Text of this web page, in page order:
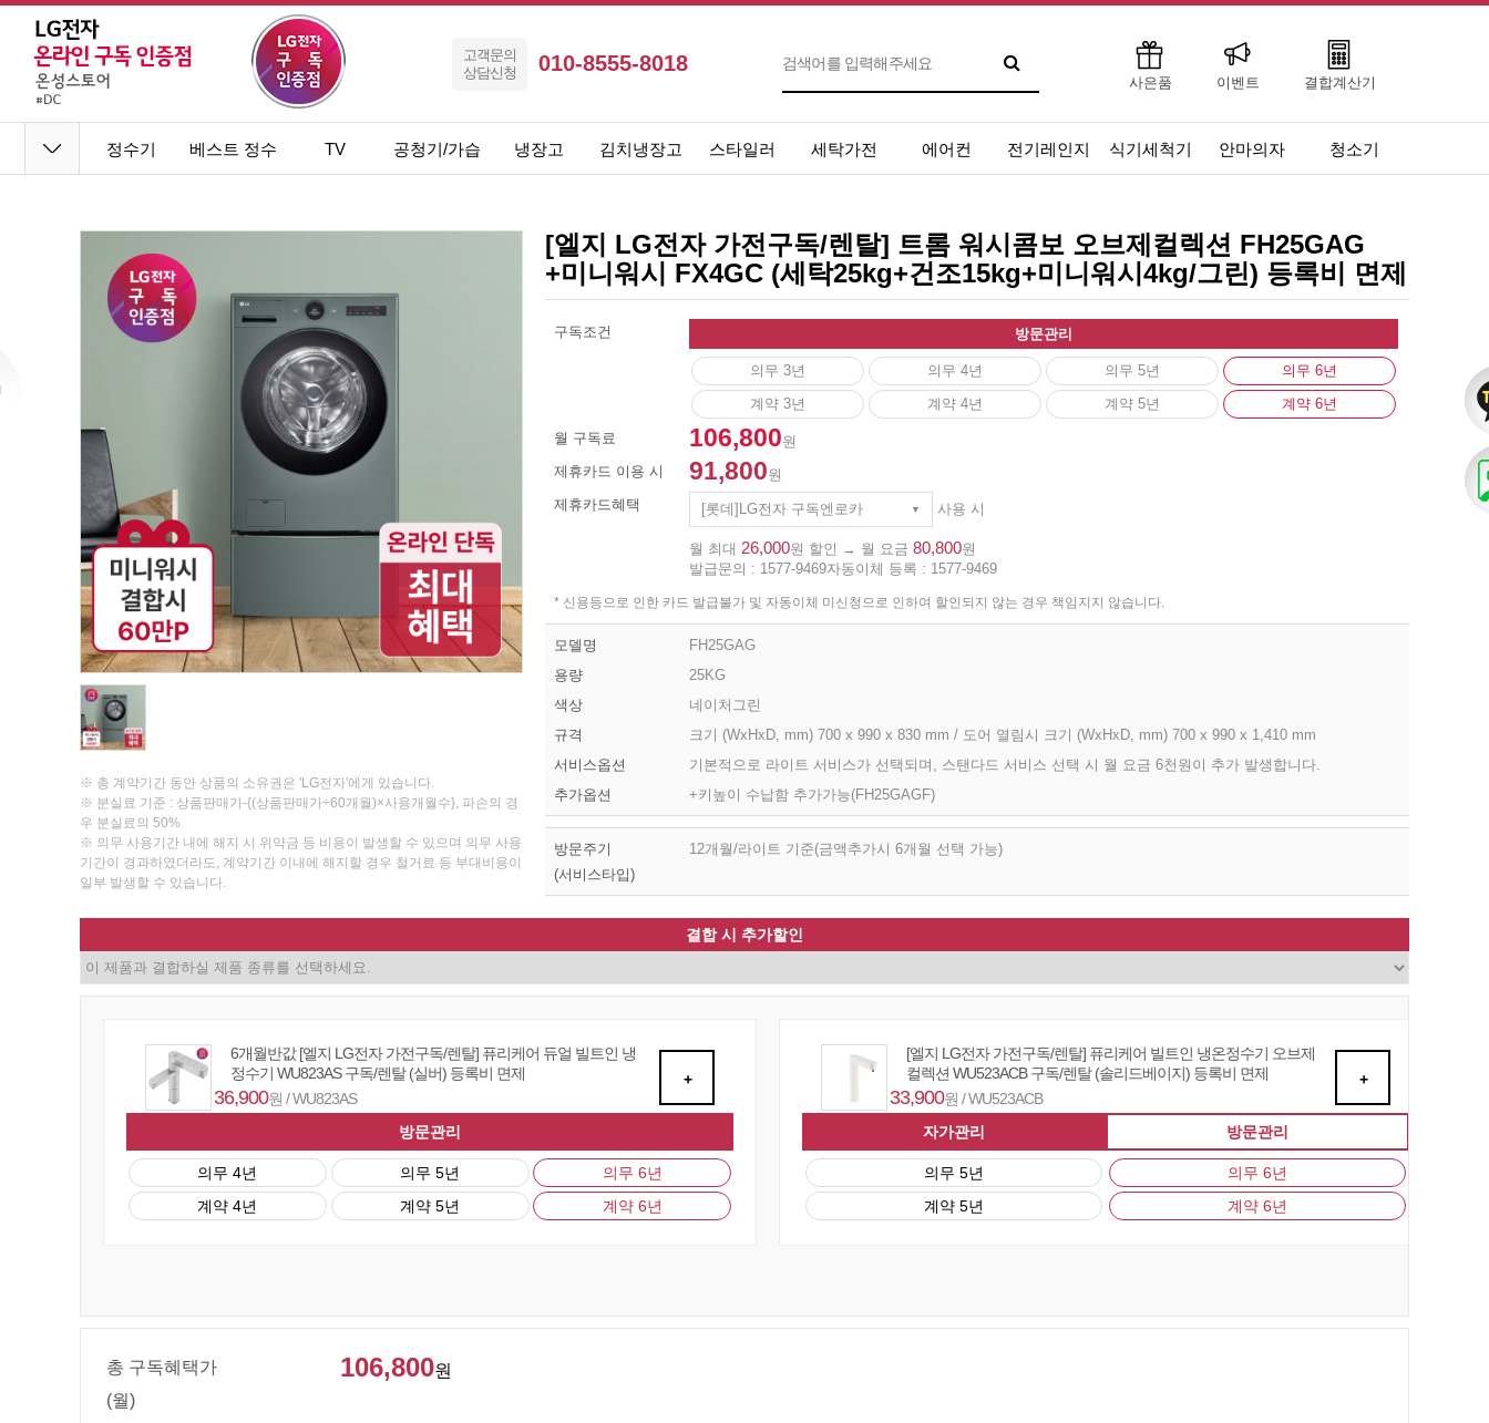
010-8555-8018
고객문의
상담신청
사은품 이벤트 결합계산기
정수기 베스트 정수 TV 공청기/가습 냉장고 김치냉장고 스타일러 세탁가전 에어컨 전기레인지 식기세척기 안마의자 청소기
※ 총 계약기간 동안 상품의 소유권은 'LG전자'에게 있습니다.
※ 분실료 기준 : 상품판매가-{(상품판매가÷60개월)×사용개월수}, 파손의 경
우 분실료의 50%
※ 의무 사용기간 내에 해지 시 위약금 등 비용이 발생할 수 있으며 의무 사용
기간이 경과하였더라도, 계약기간 이내에 해지할 경우 철거료 등 부대비용이
일부 발생할 수 있습니다.
[엘지 LG전자 가전구독/렌탈] 트롬 워시콤보 오브제컬렉션 FH25GAG
+미니워시 FX4GC (세탁25kg+건조15kg+미니워시4kg/그린) 등록비 면제
구독조건 방문관리
의무 3년
계약 3년
의무 4년
계약 4년
의무 5년
계약 5년
의무 6년
계약 6년
월 구독료 106,800원
제휴카드 이용 시
91,800원
제휴카드혜택
[롯데]LG전자 구독엔로카 사용 시
월 최대 26,000원 할인 → 월 요금 80,800원
발급문의 : 1577-9469자동이체 등록 : 1577-9469
* 신용등으로 인한 카드 발급불가 및 자동이체 미신청으로 인하여 할인되지 않는 경우 책임지지 않습니다.
모델명
FH25GAG
용량
25KG
색상
네이처그린
규격
크기 (WxHxD, mm) 700 x 990 x 830 mm / 도어 열림시 크기 (WxHxD, mm) 700 x 990 x 1,410 mm
서비스옵션
기본적으로 라이트 서비스가 선택되며, 스탠다드 서비스 선택 시 월 요금 6천원이 추가 발생합니다.
추가옵션
+키높이 수납함 추가가능(FH25GAGF)
방문주기
(서비스타입)
12개월/라이트 기준(금액추가시 6개월 선택 가능)
결합 시 추가할인
6개월반값 [엘지 LG전자 가전구독/렌탈] 퓨리케어 듀얼 빌트인 냉
정수기 WU823AS 구독/렌탈 (실버) 등록비 면제
+
36,900원 / WU823AS
방문관리
의무 4년
계약 4년
의무 5년
계약 5년
의무 6년
계약 6년
[엘지 LG전자 가전구독/렌탈] 퓨리케어 빌트인 냉온정수기 오브제
컬렉션 WU523ACB 구독/렌탈 (솔리드베이지) 등록비 면제
+
33,900원 / WU523ACB
자가관리
방문관리
의무 5년
계약 5년
의무 6년
계약 6년
총 구독혜택가
(월)
106,800원